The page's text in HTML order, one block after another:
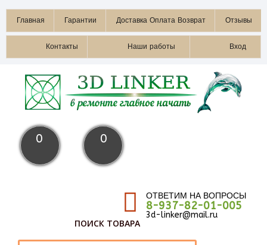
Главная Гарантии Доставка Оплата Возврат Отзывы
Контакты Наши работы Вход
0 0
ОТВЕТИМ НА ВОПРОСЫ
8-937-82-01-005
3d-linker@mail.ru
ПОИСК ТОВАРА